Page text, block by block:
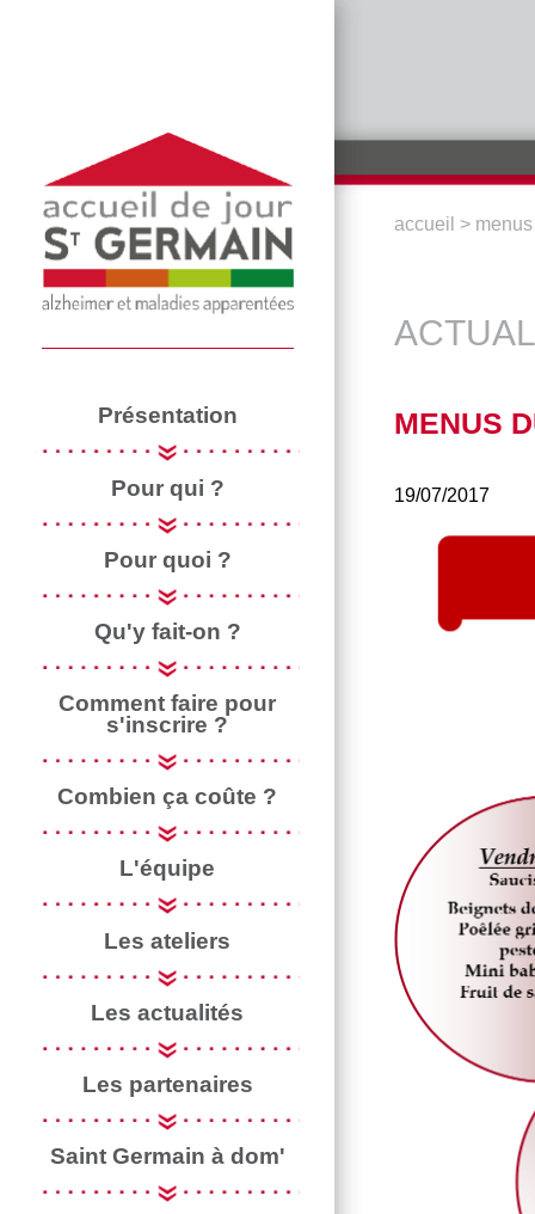
Présentation
Pour qui ?
Pour quoi ?
Qu'y fait-on ?
Comment faire pour
s'inscrire ?
Combien ça coûte ?
L'équipe
Les ateliers
Les actualités
Les partenaires
Saint Germain à dom'
accueil >
MENUS
19/07/2017